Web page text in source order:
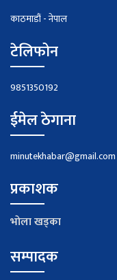
काठमाडौं - नेपाल
टेलिफोन
9851350192
ईमेल ठेगाना
minutekhabar@gmail.com
प्रकाशक
भाेला खड्का
सम्पादक